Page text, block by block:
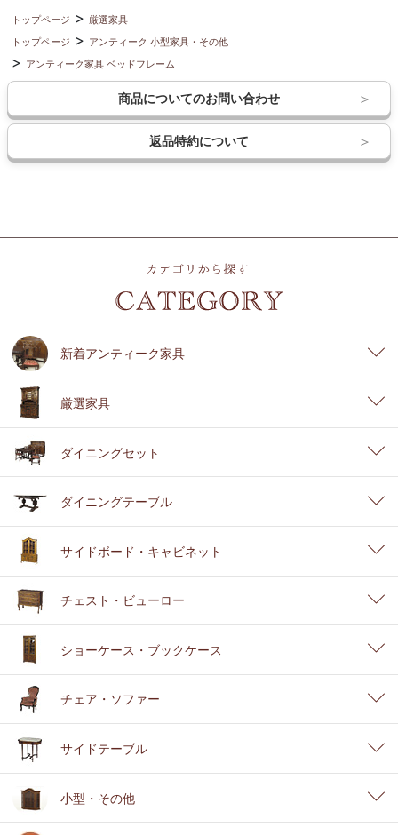
トップページ
厳選家具
トップページ
アンティーク 小型家具・その他
アンティーク家具 ベッドフレーム
商品についてのお問い合わせ
返品特約について
新着アンティーク家具
厳選家具
ダイニングセット
ダイニングテーブル
サイドボード・キャビネット
チェスト・ビューロー
ショーケース・ブックケース
チェア・ソファー
サイドテーブル
小型・その他